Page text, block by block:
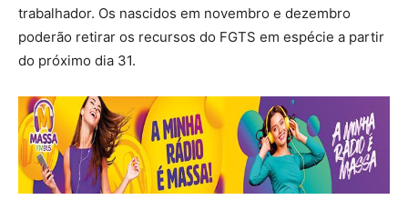
trabalhador. Os nascidos em novembro e dezembro
poderão retirar os recursos do FGTS em espécie a partir
do próximo dia 31.